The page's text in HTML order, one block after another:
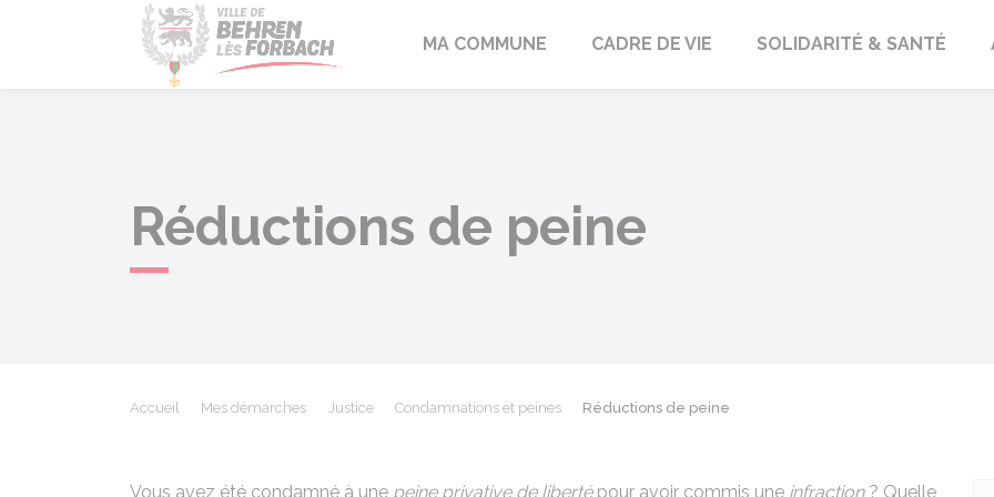
Behren-lès-Forbach
MA COMMUNE CADRE DE VIE SOLIDARITÉ & SANTÉ
Réductions de peine
Accueil Mes démarches Justice Condamnations et peines Réductions de peine
Vous avez été condamné à une peine privative de liberté pour avoir commis une infraction? Quelle